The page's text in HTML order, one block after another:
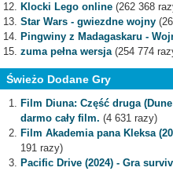
Klocki Lego online (262 368
Star Wars - gwiezdne wojny
Pingwiny z Madagaskaru -
zuma pełna wersja(254 774
Świeżo Dodane Gry
Film Diuna: Część druga
darmo cały film. (4 631 razy)
Film Akademia pana Kleksa
191 razy)
Pacific Drive (2024) - Gra